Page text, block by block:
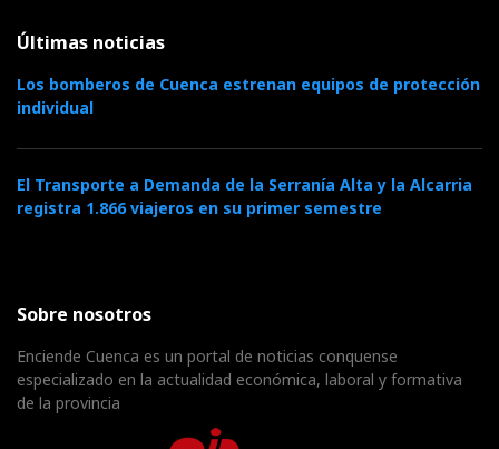
Últimas noticias
Los bomberos de Cuenca estrenan equipos de protección
individual
El Transporte a Demanda de la Serranía Alta y la Alcarria
registra 1.866 viajeros en su primer semestre
Sobre nosotros
Enciende Cuenca es un portal de noticias conquense
especializado en la actualidad económica, laboral y formativa
de la provincia